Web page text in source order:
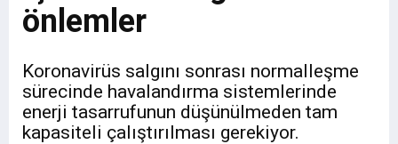
önlemler
Koronavirüs salgını sonrası normalleşme
sürecinde havalandırma sistemlerinde
enerji tasarrufunun düşünülmeden tam
kapasiteli çalıştırılması gerekiyor.